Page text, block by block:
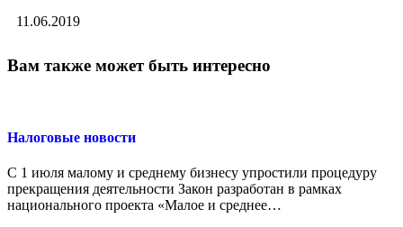
11.06.2019
Вам также может быть интересно
Налоговые новости
С 1 июля малому и среднему бизнесу упростили процедуру
прекращения деятельности Закон разработан в рамках
национального проекта «Малое и среднее…